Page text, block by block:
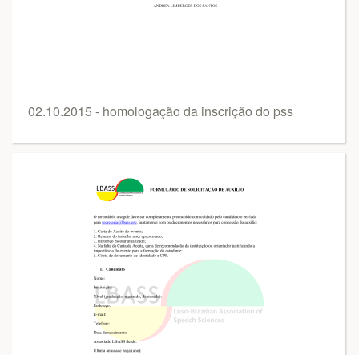
02.10.2015 - homologação da inscrição do pss